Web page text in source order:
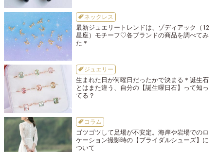
ネックレス
最新ジュエリートレンドは、ゾディアック（12
星座）モチーフ♡各ブランドの商品を調べてみ
た＊
ジュエリー
生まれた日が何曜日だったかで決まる＊誕生石
とはまた違う、自分の【誕生曜日石】って知っ
てる？
コラム
ゴツゴツして足場が不安定。海岸や岩場でのロ
ケーション撮影時の【ブライダルシューズ】に
ついて